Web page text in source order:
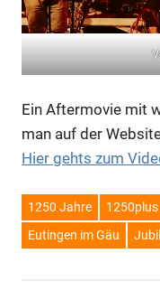
Ein Aftermovie mit
man auf der
Hier gehts zum
1250 Jahre
Eutingen im Gäu